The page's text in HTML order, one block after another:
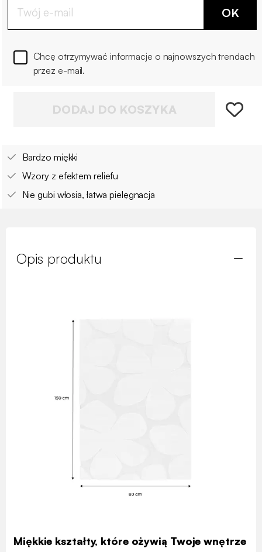
OK
Chcę otrzymywać informacje o najnowszych trendach
przez e-mail.
DODAJ DO KOSZYKA
Bardzo miękki
Wzory z efektem reliefu
Nie gubi włosia, łatwa pielęgnacja
Opis produktu
Miękkie kształty, które ożywią Twoje wnętrze